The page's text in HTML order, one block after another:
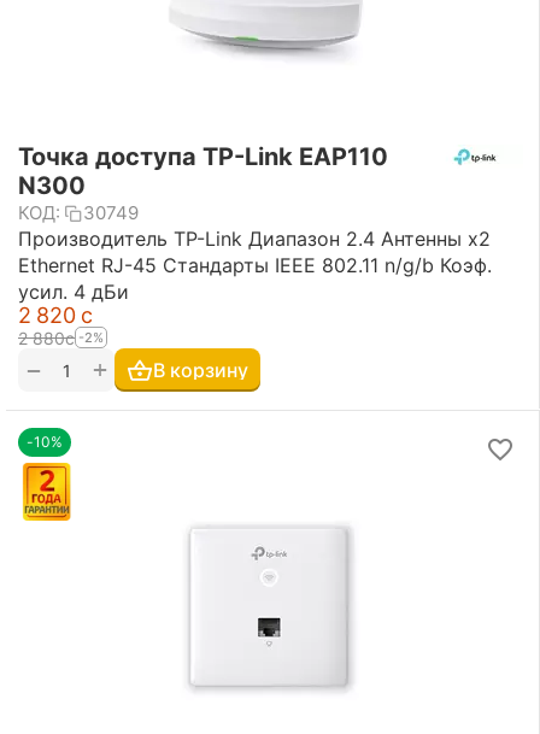
Точка доступа TP-Link EAP110
N300
КОД: 30749
Производитель TP-Link Диапазон 2.4 Антенны х2
Ethernet RJ-45 Стандарты IEEE 802.11 n/g/b Коэф.
усил. 4 дБи
2 820 с
2 880с -2%
+
− В корзину
-10%